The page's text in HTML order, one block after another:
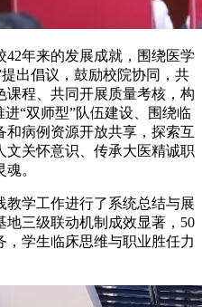
42年来的发展成就，围绕医学
出倡议，鼓励校院协同，共
课程、共同开展质量考核，构
“双师型”队伍建设、围绕临
和病例资源开放共享，探索互
文关怀意识、传承大医精诚职
。
教学工作进行了系统总结与展
地三级联动机制成效显著，50
学生临床思维与职业胜任力